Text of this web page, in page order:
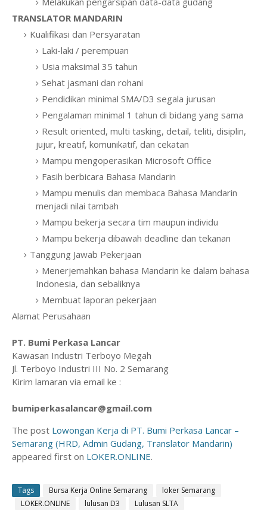
TRANSLATOR MANDARIN
Kualifikasi dan Persyaratan
Laki-laki / perempuan
Usia maksimal 35 tahun
Sehat jasmani dan rohani
Pendidikan minimal SMA/D3 segala jurusan
Pengalaman minimal 1 tahun di bidang yang sama
Result oriented, multi tasking, detail, teliti, disiplin,
jujur, kreatif, komunikatif, dan cekatan
Mampu mengoperasikan Microsoft Office
Fasih berbicara Bahasa Mandarin
Mampu menulis dan membaca Bahasa Mandarin
menjadi nilai tambah
Mampu bekerja secara tim maupun individu
Mampu bekerja dibawah deadline dan tekanan
Tanggung Jawab Pekerjaan
Menerjemahkan bahasa Mandarin ke dalam bahasa
Indonesia, dan sebaliknya
Membuat laporan pekerjaan
Alamat Perusahaan
PT. Bumi Perkasa Lancar
Kawasan Industri Terboyo Megah
Jl. Terboyo Industri III No. 2 Semarang
Kirim lamaran via email ke :
bumiperkasalancar@gmail.com
The post Lowongan Kerja di PT. Bumi Perkasa Lancar –
Semarang (HRD, Admin Gudang, Translator Mandarin)
appeared first on LOKER.ONLINE.
Tags Bursa Kerja Online Semarang
loker Semarang
LOKER.ONLINE
lulusan D3 Lulusan SLTA